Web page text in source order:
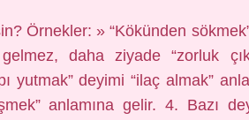
Örnekler: » “Kökünden
daha ziyade “zorluk
yutmak” deyimi “ilaç almak”
anlamına gelir. 4. Bazı